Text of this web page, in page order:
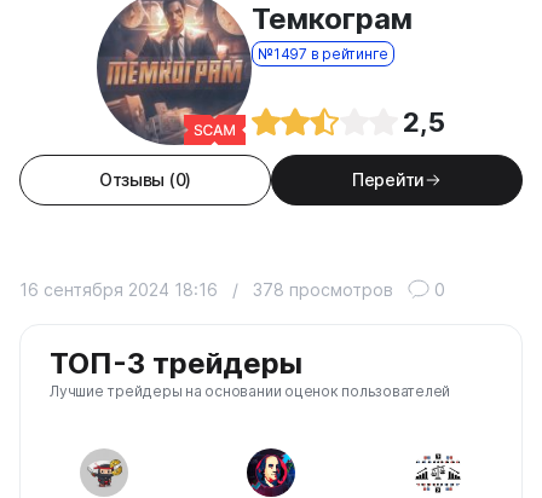
Темкограм
№1497 в рейтинге
2,5
Отзывы (0) Перейти
16 сентября 2024 18:16 / 378 просмотров 0
ТОП-3 трейдеры
Лучшие трейдеры на основании оценок пользователей